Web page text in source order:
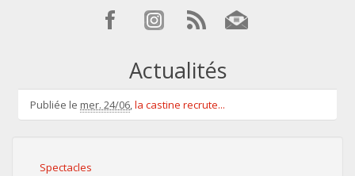
Actualités
Publiée le mer. 24/06,la castine recrute...
Spectacles